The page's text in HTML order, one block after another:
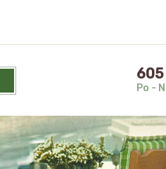
605
Po -